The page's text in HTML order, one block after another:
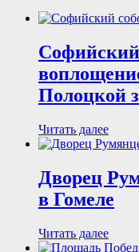
Софийский
Полоцкой
Читать далее
Дворец
в Гомеле
Читать далее